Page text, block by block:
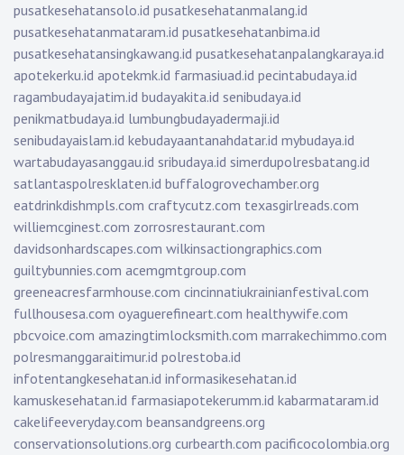
pusatkesehatansolo.id pusatkesehatanmalang.id
pusatkesehatanmataram.id pusatkesehatanbima.id
pusatkesehatansingkawang.id pusatkesehatanpalangkaraya.id
apotekerku.id apotekmk.id farmasiuad.id pecintabudaya.id
ragambudayajatim.id budayakita.id senibudaya.id
penikmatbudaya.id lumbungbudayadermaji.id
senibudayaislam.id kebudayaantanahdatar.id mybudaya.id
wartabudayasanggau.id sribudaya.id simerdupolresbatang.id
satlantaspolresklaten.id buffalogrovechamber.org
eatdrinkdishmpls.com craftycutz.com texasgirlreads.com
williemcginest.com zorrosrestaurant.com
davidsonhardscapes.com wilkinsactiongraphics.com
guiltybunnies.com acemgmtgroup.com
greeneacresfarmhouse.com cincinnatiukrainianfestival.com
fullhousesa.com oyaguerefineart.com healthywife.com
pbcvoice.com amazingtimlocksmith.com marrakechimmo.com
polresmanggaraitimur.id polrestoba.id
infotentangkesehatan.id informasikesehatan.id
kamuskesehatan.id farmasiapotekerumm.id kabarmataram.id
cakelifeeveryday.com beansandgreens.org
conservationsolutions.org curbearth.com pacificocolombia.org